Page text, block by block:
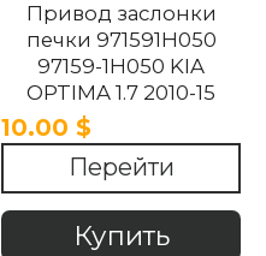
Привод заслонки
печки 971591H050
97159-1H050 KIA
OPTIMA 1.7 2010-15
10.00 $
Перейти
Купить